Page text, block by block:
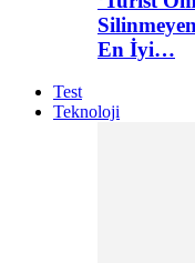
En İyi…
Test
Teknoloji